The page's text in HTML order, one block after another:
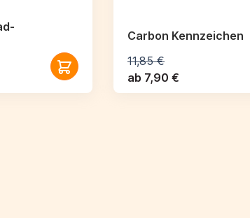
Carbon Kennzeichen
11,85 €
ab 7,90 €